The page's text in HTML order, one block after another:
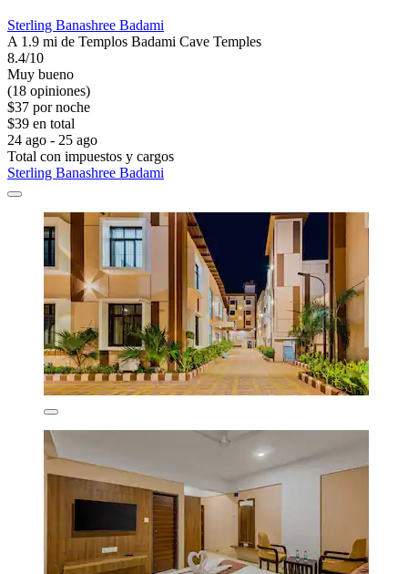
Sterling Banashree Badami
A 1.9 mi de Templos Badami Cave Temples
8.4/10
Muy bueno
(18 opiniones)
$37 por noche
$39 en total
24 ago - 25 ago
Total con impuestos y cargos
Sterling Banashree Badami